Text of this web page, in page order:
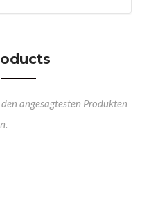
angesagtesten Produkten